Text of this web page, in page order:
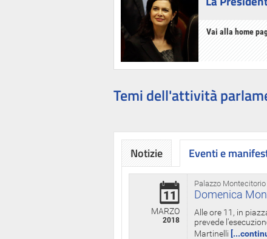
Vai alla home
Temi dell'attività
Notizie Eventi e
Palazzo Montecitorio
11
MARZO
2018
Domenica
Alle ore 11, in
prevede
Martinelli